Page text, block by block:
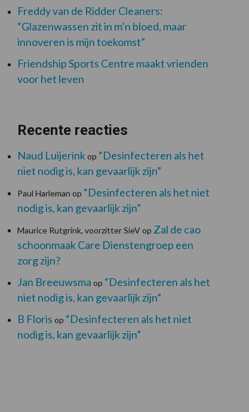
Freddy van de Ridder Cleaners:
“Glazenwassen zit in m’n bloed, maar
innoveren is mijn toekomst”
Friendship Sports Centre maakt vrienden
voor het leven
Recente reacties
Naud Luijerinkop “Desinfecteren als het
niet nodig is, kan gevaarlijk zijn”
Paul Harleman op “Desinfecteren als het niet
nodig is, kan gevaarlijk zijn”
Maurice Rutgrink, voorzitter SieVop Zal de cao
schoonmaak Care Dienstengroep een
zorg zijn?
Jan Breeuwsma op “Desinfecteren als het
niet nodig is, kan gevaarlijk zijn”
B Floris op “Desinfecteren als het niet
nodig is, kan gevaarlijk zijn”